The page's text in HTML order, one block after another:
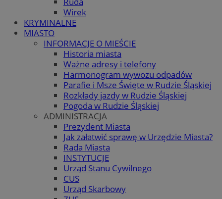
Wirek
KRYMINALNE
MIASTO
INFORMACJE O MIEŚCIE
Historia miasta
Ważne adresy i telefony
Harmonogram wywozu odpadów
Parafie i Msze Święte w Rudzie Śląskiej
Rozkłady jazdy w Rudzie Śląskiej
Pogoda w Rudzie Śląskiej
ADMINISTRACJA
Prezydent Miasta
Jak załatwić sprawę w Urzędzie Miasta?
Rada Miasta
INSTYTUCJE
Urząd Stanu Cywilnego
CUS
Urząd Skarbowy